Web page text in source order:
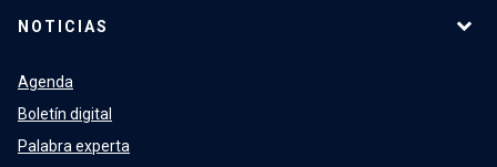
NOTICIAS
Agenda
Boletín digital
Palabra experta